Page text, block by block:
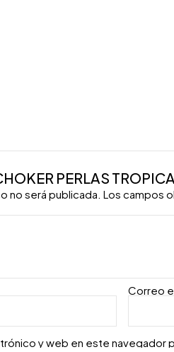
PERLAS
no será publicada. Los campos
Correo
y web en este navegador